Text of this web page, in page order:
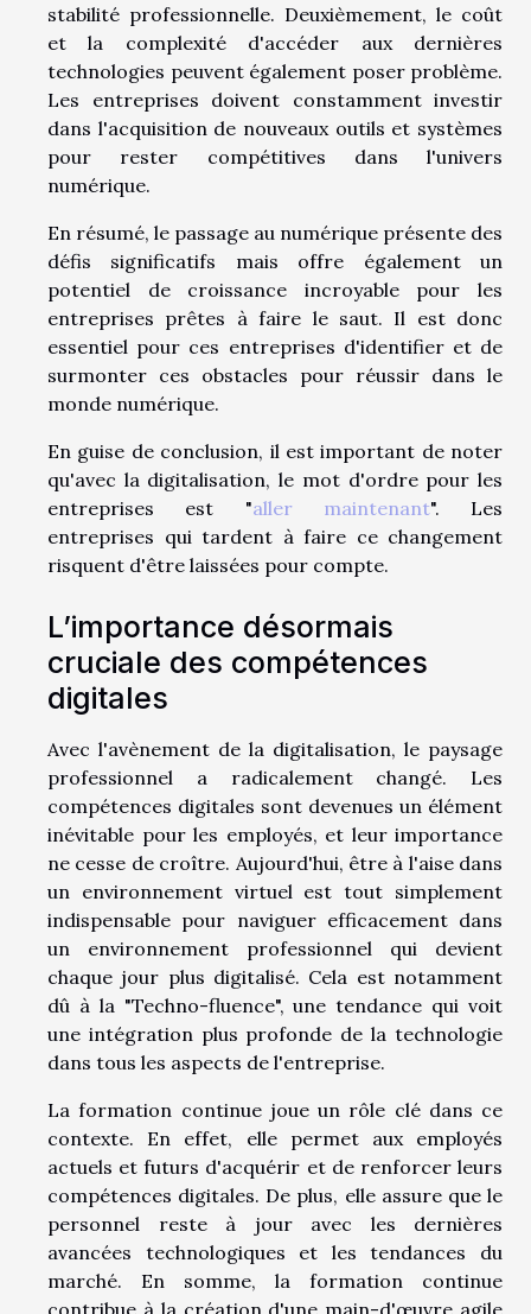
stabilité professionnelle. Deuxièmement, le coût
et la complexité d'accéder aux dernières
technologies peuvent également poser problème.
Les entreprises doivent constamment investir
dans l'acquisition de nouveaux outils et systèmes
pour rester compétitives dans l'univers
numérique.
En résumé, le passage au numérique présente des
défis significatifs mais offre également un
potentiel de croissance incroyable pour les
entreprises prêtes à faire le saut. Il est donc
essentiel pour ces entreprises d'identifier et de
surmonter ces obstacles pour réussir dans le
monde numérique.
En guise de conclusion, il est important de noter
qu'avec la digitalisation, le mot d'ordre pour les
entreprises est "aller maintenant". Les
entreprises qui tardent à faire ce changement
risquent d'être laissées pour compte.
L’importance désormais
cruciale des compétences
digitales
Avec l'avènement de la digitalisation, le paysage
professionnel a radicalement changé. Les
compétences digitales sont devenues un élément
inévitable pour les employés, et leur importance
ne cesse de croître. Aujourd'hui, être à l'aise dans
un environnement virtuel est tout simplement
indispensable pour naviguer efficacement dans
un environnement professionnel qui devient
chaque jour plus digitalisé. Cela est notamment
dû à la "Techno-fluence", une tendance qui voit
une intégration plus profonde de la technologie
dans tous les aspects de l'entreprise.
La formation continue joue un rôle clé dans ce
contexte. En effet, elle permet aux employés
actuels et futurs d'acquérir et de renforcer leurs
compétences digitales. De plus, elle assure que le
personnel reste à jour avec les dernières
avancées technologiques et les tendances du
marché. En somme, la formation continue